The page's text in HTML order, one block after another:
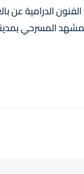
الدرامية عن
المسرحي